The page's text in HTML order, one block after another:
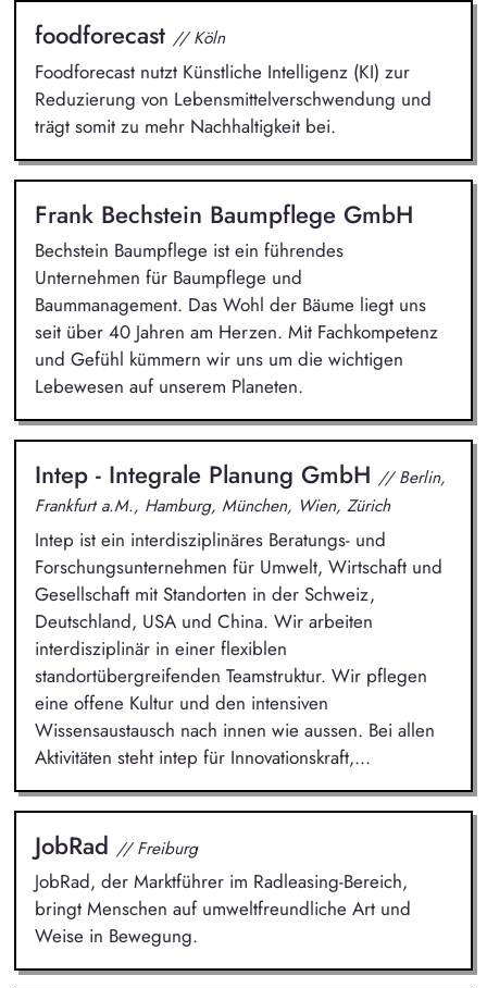
foodforecast // Köln
Foodforecast nutzt Künstliche Intelligenz (KI) zur
Reduzierung von Lebensmittelverschwendung und
trägt somit zu mehr Nachhaltigkeit bei.
Frank Bechstein Baumpflege GmbH
Bechstein Baumpflege ist ein führendes
Unternehmen für Baumpflege und
Baummanagement. Das Wohl der Bäume liegt uns
seit über 40 Jahren am Herzen. Mit Fachkompetenz
und Gefühl kümmern wir uns um die wichtigen
Lebewesen auf unserem Planeten.
Intep - Integrale Planung GmbH // Berlin,
Frankfurt a.M., Hamburg, München, Wien, Zürich
Intep ist ein interdisziplinäres Beratungs- und
Forschungsunternehmen für Umwelt, Wirtschaft und
Gesellschaft mit Standorten in der Schweiz,
Deutschland, USA und China. Wir arbeiten
interdisziplinär in einer flexiblen
standortübergreifenden Teamstruktur. Wir pflegen
eine offene Kultur und den intensiven
Wissensaustausch nach innen wie aussen. Bei allen
Aktivitäten steht intep für Innovationskraft,...
JobRad // Freiburg
JobRad, der Marktführer im Radleasing-Bereich,
bringt Menschen auf umweltfreundliche Art und
Weise in Bewegung.